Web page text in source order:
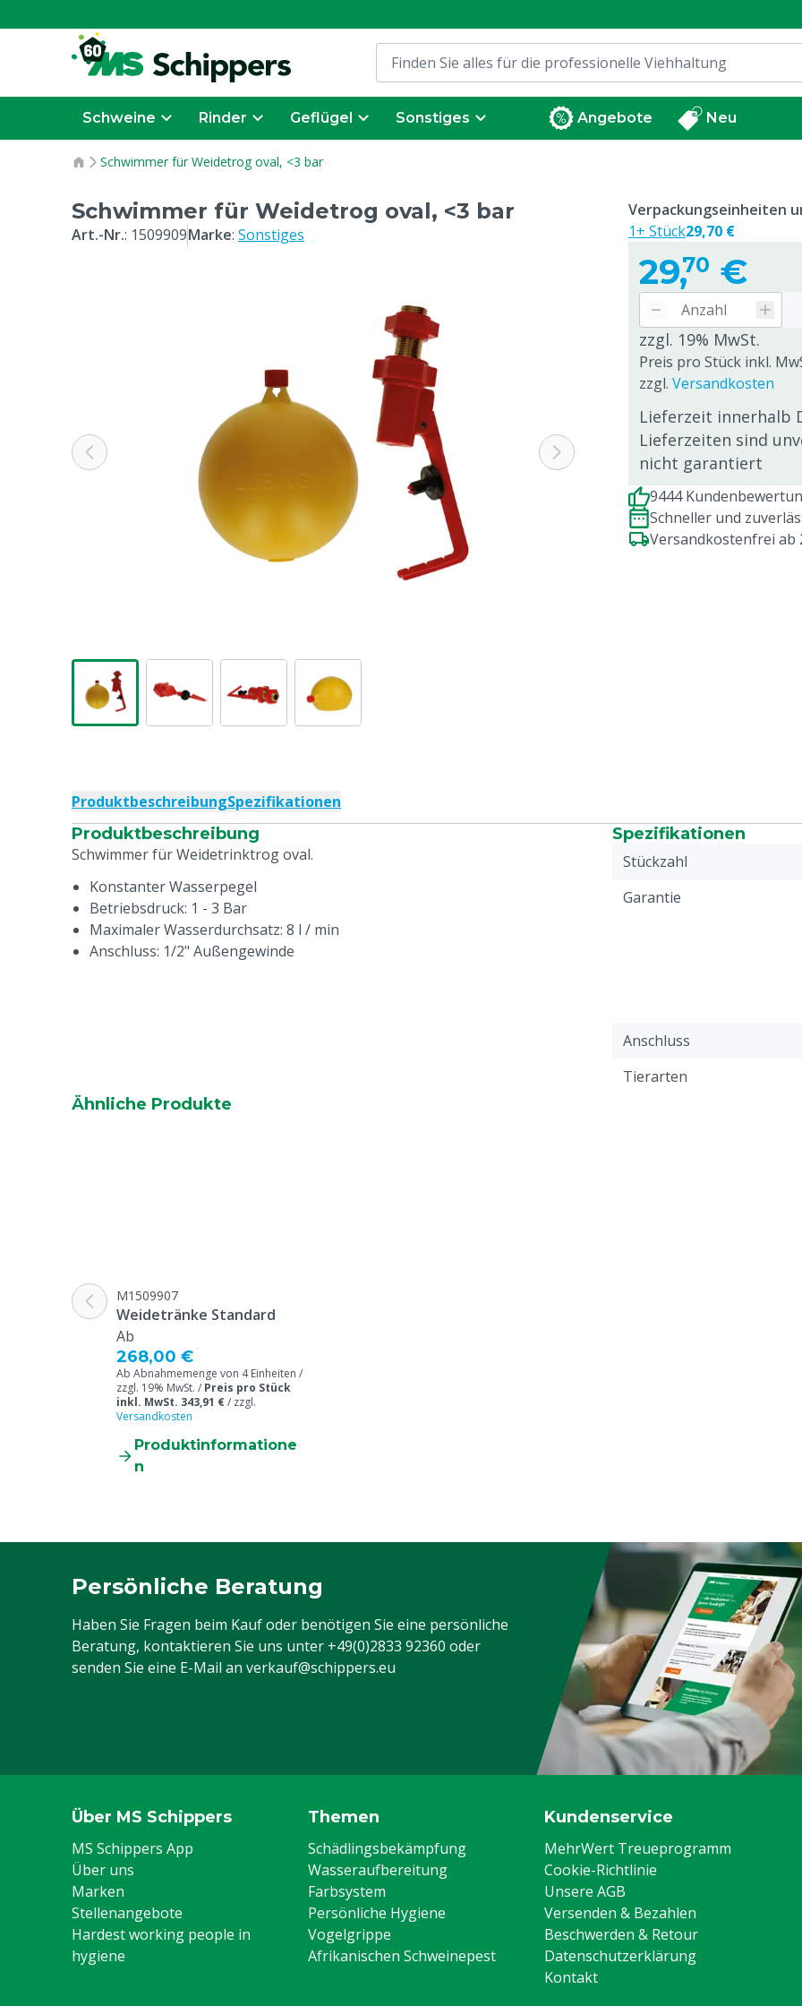
Schweine Rinder Geflügel Sonstiges Angebote Neu
Schwimmer für Weidetrog oval, <3 bar
Schwimmer für Weidetrog oval, <3 bar
Art.-Nr.: 1509909Marke: Sonstiges
29,70 €
zzgl. 19% MwSt.
Preis pro Stück inkl.
zzgl. Versandkosten
Lieferzeit innerhalb
Lieferzeiten sind
nicht garantiert
Verpackungseinheiten
1+ Stück29,70 €
9444
Schneller und
Versandkostenfrei ab
ProduktbeschreibungSpezifikationen
Produktbeschreibung
Schwimmer für Weidetrinktrog oval.
Konstanter Wasserpegel
Betriebsdruck: 1 - 3 Bar
Maximaler Wasserdurchsatz: 8 l / min
Anschluss: 1/2" Außengewinde
Spezifikationen
Stückzahl
Garantie
Anschluss
Tierarten
Ähnliche Produkte
M1509907
Weidetränke Standard
Ab
268,00 €
Ab Abnahmemenge von 4 Einheiten /
zzgl. 19% MwSt. / Preis pro Stück
inkl. MwSt. 343,91 €/ zzgl.
Versandkosten
Produktinformatione
n
Persönliche Beratung
Haben Sie Fragen beim Kauf oder benötigen Sie eine persönliche
Beratung, kontaktieren Sie uns unter +49(0)2833 92360 oder
senden Sie eine E-Mail an verkauf@schippers.eu
Über MS Schippers
MS Schippers App
Über uns
Marken
Stellenangebote
Hardest working people in
hygiene
Themen
Schädlingsbekämpfung
Wasseraufbereitung
Farbsystem
Persönliche Hygiene
Vogelgrippe
Afrikanischen Schweinepest
Kundenservice
MehrWert Treueprogramm
Cookie-Richtlinie
Unsere AGB
Versenden & Bezahlen
Beschwerden & Retour
Datenschutzerklärung
Kontakt